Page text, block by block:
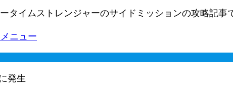
タイムストレンジャーのサイドミッションの攻略記事
ニュー
発生